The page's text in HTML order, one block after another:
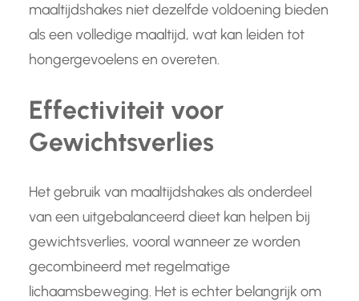
maaltijdshakes niet dezelfde voldoening bieden
als een volledige maaltijd, wat kan leiden tot
hongergevoelens en overeten.
Effectiviteit voor
Gewichtsverlies
Het gebruik van maaltijdshakes als onderdeel
van een uitgebalanceerd dieet kan helpen bij
gewichtsverlies, vooral wanneer ze worden
gecombineerd met regelmatige
lichaamsbeweging. Het is echter belangrijk om